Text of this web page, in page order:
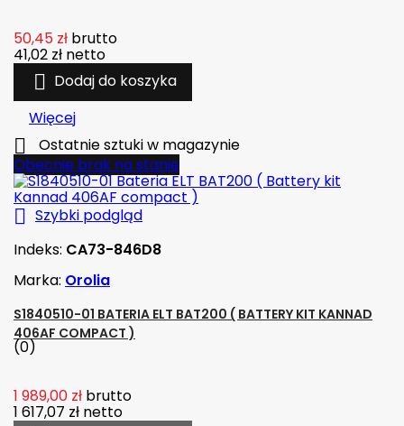
50,45 zł brutto
41,02 zł netto
 Dodaj do koszyka
Więcej

Ostatnie sztuki w magazynie
Obecnie brak na stanie
 Szybki podgląd
Indeks: CA73-846D8
Marka: Orolia
S1840510-01 BATERIA ELT BAT200 ( BATTERY KIT KANNAD
406AF COMPACT )
(0)
1 989,00 zł brutto
1 617,07 zł netto